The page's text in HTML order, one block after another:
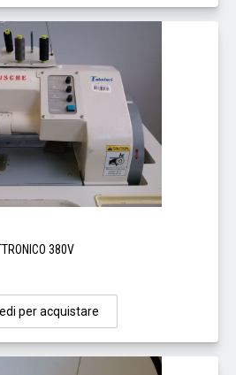
380V
per acquistare